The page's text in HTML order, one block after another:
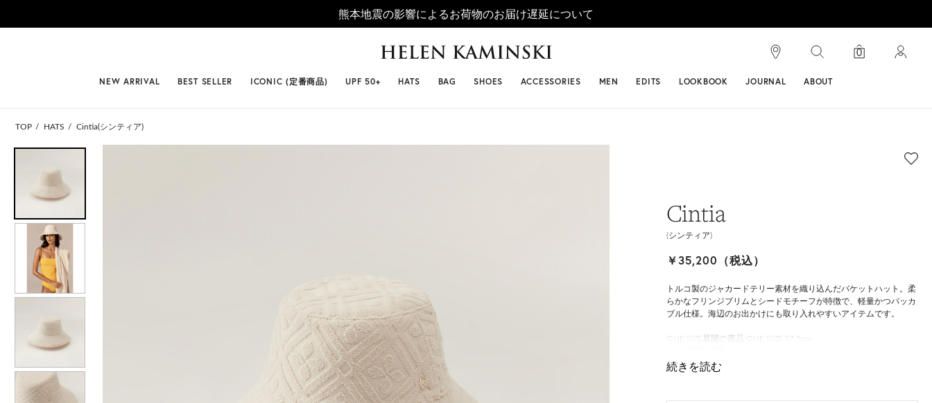
熊本地震の影響によるお荷物のお届け遅延について
#ビベット #キャップ #ビアンカ 0
NEW ARRIVAL BEST SELLER ICONIC (定番商品) UPF 50+ HATS BAG SHOES ACCESSORIES MEN EDITS LOOKBOOK JOURNAL ABOUT
TOP HATS Cintia(シンティア)
Cintia
(シンティア)
￥35,200（税込）
トルコ製のジャカードテリー素材を織り込んだバケットハット。柔
らかなフリンジブリムとシードモチーフが特徴で、軽量かつパッカ
ブル仕様。海辺のお出かけにも取り入れやすいアイテムです。
ONE SIZE展開の商品:ONE SIZE 57.5cm
HAT BOX(有償 GIFT BOX）対象商品